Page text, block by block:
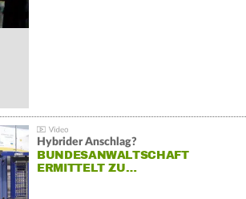
Hybrider Anschlag?
BUNDESANWALTSCHAFT
ERMITTELT ZU…